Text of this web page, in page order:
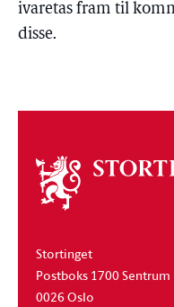
ivaretas fram til
disse.
Om
stortinget
Stortinget
Postboks 1700 Sentrum
0026 Oslo